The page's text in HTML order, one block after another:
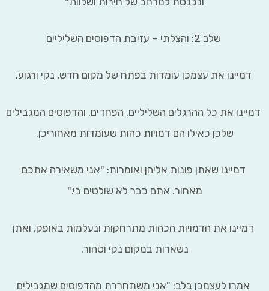
את עצמכן עומדות בפתח של מקום חדש, נקי ורגוע.
את כל ההרגלים השליליים, הפחדים, והדפוסים המגבילים
שלכן כאילו הם דמויות כהות שעומדות מאחוריכן.
שאתן פונות אליהן ואומרות: "אני משאירה אתכם
מאחור. אתם כבר לא שולטים בי."
את הדמויות הכהות מתרחקות ונעלמות באופק, ואתן
נשארות במקום נקי וטהור.
לעצמכן בלב: "אני משתחררת מהדפוסים שמגבילים